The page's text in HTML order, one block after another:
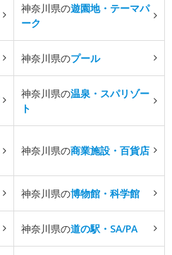
神奈川県の遊園地・テーマパ
ーク
神奈川県のプール
神奈川県の温泉・スパリゾー
ト
神奈川県の商業施設・百貨店
神奈川県の博物館・科学館
神奈川県の道の駅・SA/PA